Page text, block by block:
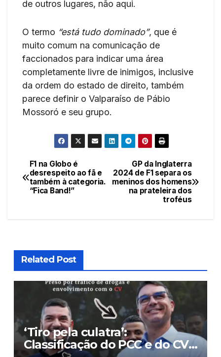
de outros lugares, não aqui.
O termo “está tudo dominado”, que é
muito comum na comunicação de
faccionados para indicar uma área
completamente livre de inimigos, inclusive
da ordem do estado de direito, também
parece definir o Valparaíso de Pábio
Mossoró e seu grupo.
Navegação
de
GP da Inglaterra
2024 de F1 separa os
meninos dos homens
na prateleira dos
troféus
F1 na Globo é
desrespeito ao fã e
também à categoria.
“Fica Band!”
Related Post
‘Tiro pela culatra’:
Classificação do PCC e do CV